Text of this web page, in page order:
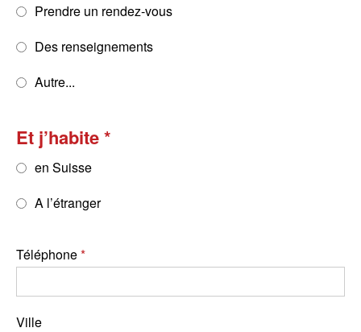
Prendre un rendez-vous
Des renseignements
Autre...
Et j’habite
en Suisse
A l’étranger
Téléphone
Ville